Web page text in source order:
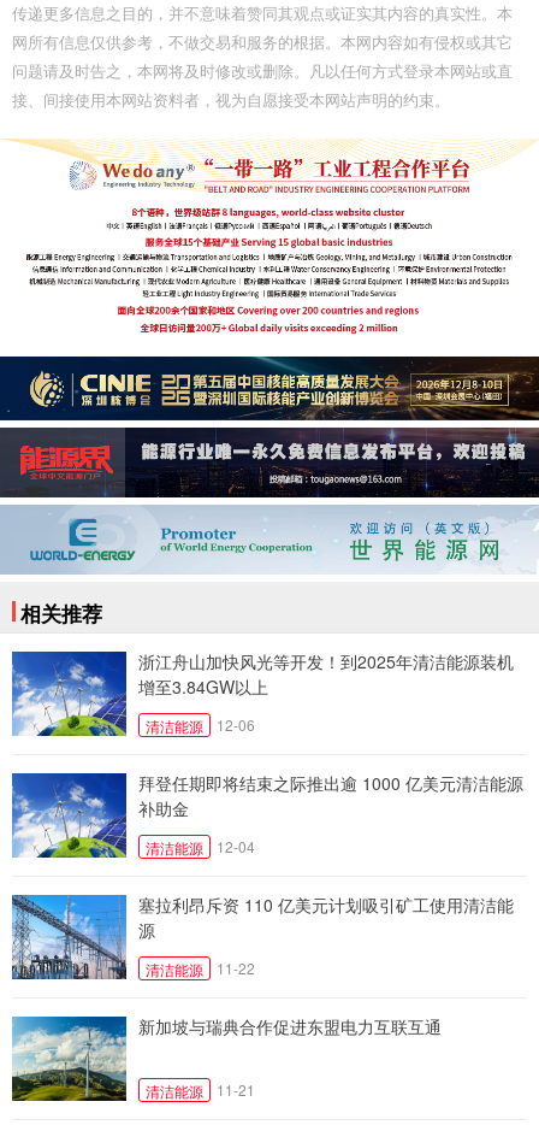
传递更多信息之目的，并不意味着赞同其观点或证实其内容的真实性。本
网所有信息仅供参考，不做交易和服务的根据。本网内容如有侵权或其它
问题请及时告之，本网将及时修改或删除。凡以任何方式登录本网站或直
接、间接使用本网站资料者，视为自愿接受本网站声明的约束。
相关推荐
浙江舟山加快风光等开发！到2025年清洁能源装机
增至3.84GW以上
清洁能源 12-06
拜登任期即将结束之际推出逾 1000 亿美元清洁能源
补助金
清洁能源 12-04
塞拉利昂斥资 110 亿美元计划吸引矿工使用清洁能
源
清洁能源 11-22
新加坡与瑞典合作促进东盟电力互联互通
清洁能源 11-21